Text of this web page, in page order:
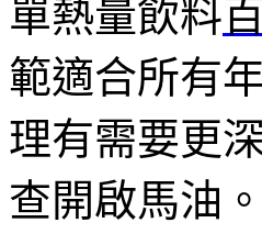
單熱量飲料
範適合所有
理有需要更
查開啟馬油。